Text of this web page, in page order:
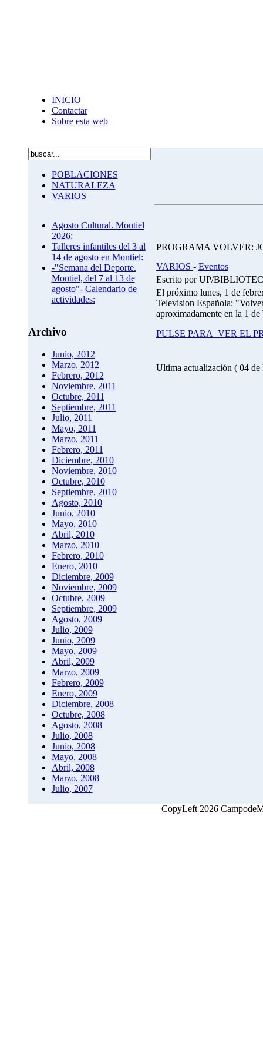
INICIO
Contactar
Sobre esta web
POBLACIONES
NATURALEZA
VARIOS
Agosto Cultural. Montiel
2026:
Talleres infantiles del 3 al
14 de agosto en Montiel:
-"Semana del Deporte.
Montiel, del 7 al 13 de
agosto"- Calendario de
actividades:
Archivo
Junio, 2012
Marzo, 2012
Febrero, 2012
Noviembre, 2011
Octubre, 2011
Septiembre, 2011
Julio, 2011
Mayo, 2011
Marzo, 2011
Febrero, 2011
Diciembre, 2010
Noviembre, 2010
Octubre, 2010
Septiembre, 2010
Agosto, 2010
Junio, 2010
Mayo, 2010
Abril, 2010
Marzo, 2010
Febrero, 2010
Enero, 2010
Diciembre, 2009
Noviembre, 2009
Octubre, 2009
Septiembre, 2009
Agosto, 2009
Julio, 2009
Junio, 2009
Mayo, 2009
Abril, 2009
Marzo, 2009
Febrero, 2009
Enero, 2009
Diciembre, 2008
Octubre, 2008
Agosto, 2008
Julio, 2008
Junio, 2008
Mayo, 2008
Abril, 2008
Marzo, 2008
Julio, 2007
PROGRAMA VOLVER:
VARIOS - Eventos
Escrito por UP/
El próximo lunes, 1 de
Television Española:
aproximadamente en la 1
PULSE PARA VER EL
Ultima actualización ( 04 de
CopyLeft 2026